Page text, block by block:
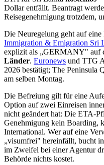
Dollar entfällt. Beantragt
Reisegenehmigung trotzdem,
Die Neuregelung geht auf
Immigration & Emigration Sri
explizit als „GERMANY" auf
Länder. Euronews und TTG
2026 bestätigt; The Peninsula
am selben Montag.
Die Befreiung gilt für eine
Option auf zwei Einreisen
nicht geändert hat: Die ETA-
Genehmigung kein Boarding,
International. Wer auf eine
„visumfrei" hereinfällt, bucht
im Zweifel bei einer Agentur
Behörde nichts kostet.